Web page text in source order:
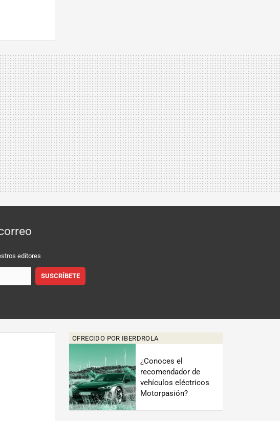
editores
SUSCRÍBETE
OFRECIDO POR IBERDROLA
¿Conoces el
recomendador de
vehículos eléctricos
Motorpasión?